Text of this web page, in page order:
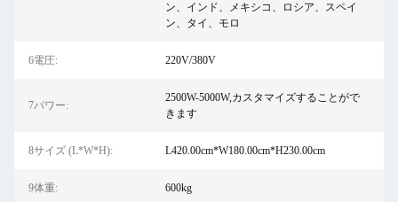
ン、インド、メキシコ、ロシア、スペイ
ン、タイ、モロ
6電圧: 220V/380V
7パワー:
2500W-5000W,カスタマイズすることがで
きます
8サイズ (L*W*H): L420.00cm*W180.00cm*H230.00cm
9体重: 600kg